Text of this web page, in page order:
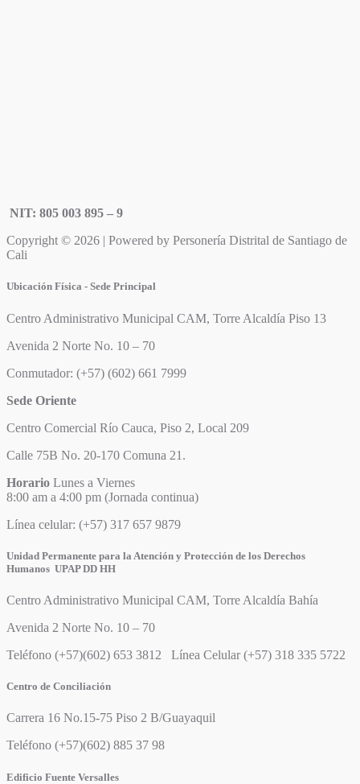
NIT: 805 003 895 – 9
Copyright © 2026 | Powered by Personería Distrital de Santiago de
Cali
Ubicación Física - Sede Principal
Centro Administrativo Municipal CAM, Torre Alcaldía Piso 13
Avenida 2 Norte No. 10 – 70
Conmutador: (+57) (602) 661 7999
Sede Oriente
Centro Comercial Río Cauca, Piso 2, Local 209
Calle 75B No. 20-170 Comuna 21.
Horario Lunes a Viernes
8:00 am a 4:00 pm (Jornada continua)
Línea celular: (+57) 317 657 9879
Unidad Permanente para la Atención y Protección de los Derechos
Humanos UPAP DD HH
Centro Administrativo Municipal CAM, Torre Alcaldía Bahía
Avenida 2 Norte No. 10 – 70
Teléfono (+57)(602) 653 3812 Línea Celular (+57) 318 335 5722
Centro de Conciliación
Carrera 16 No.15-75 Piso 2 B/Guayaquil
Teléfono (+57)(602) 885 37 98
Edificio Fuente Versalles